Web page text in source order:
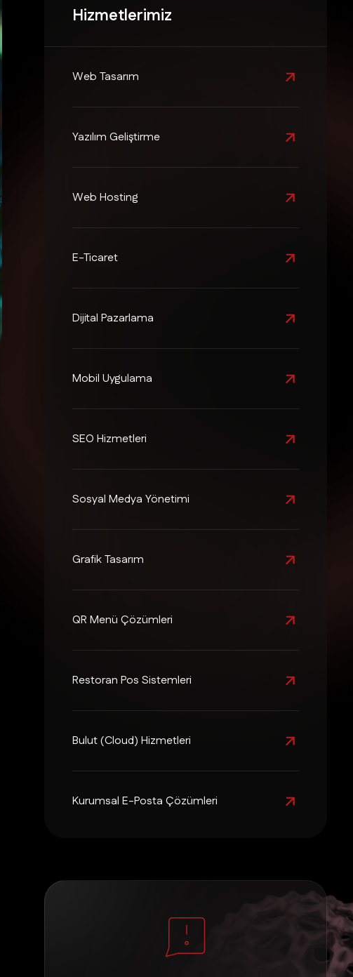
Hizmetlerimiz
Web Tasarım
Yazılım Geliştirme
Web Hosting
E-Ticaret
Dijital Pazarlama
Mobil Uygulama
SEO Hizmetleri
Sosyal Medya Yönetimi
Grafik Tasarım
QR Menü Çözümleri
Restoran Pos Sistemleri
Bulut (Cloud) Hizmetleri
Kurumsal E-Posta Çözümleri